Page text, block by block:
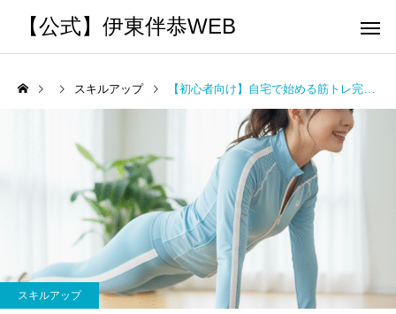
【公式】伊東伴恭WEB
トレーナーとして
出張 講演 セミナー 運動・体操
パーソナルトレーニ
ング
キックボクシングで本当に
痩せますか？｜元日本王者
パーソナルトレーニ
ング
パーソナルトレーナー
び方｜失敗しない7つの
スキルアップ 【初心者向け】自宅で始める筋トレ完全ガイド！器具なしで効果を出す方法
スキルアップ